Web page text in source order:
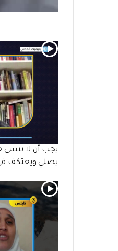
يجب أن لا
يصلي ويعتكف